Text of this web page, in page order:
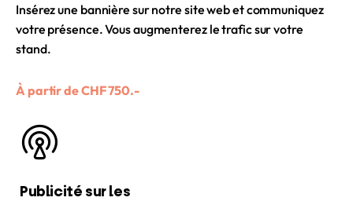
Insérez une bannière sur notre site web et communiquez
votre présence. Vous augmenterez le trafic sur votre
stand.
À partir de CHF 750.-
Publicité sur les